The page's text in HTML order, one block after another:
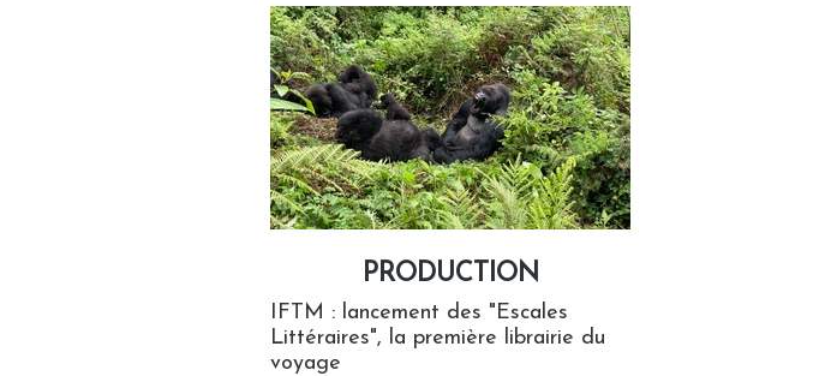
PRODUCTION
IFTM : lancement des "Escales
Littéraires", la première librairie du
voyage